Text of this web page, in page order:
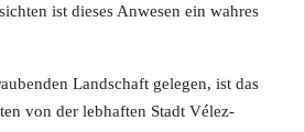
ist dieses Anwesen ein wahres
Landschaft gelegen, ist das
von der lebhaften Stadt Vélez-